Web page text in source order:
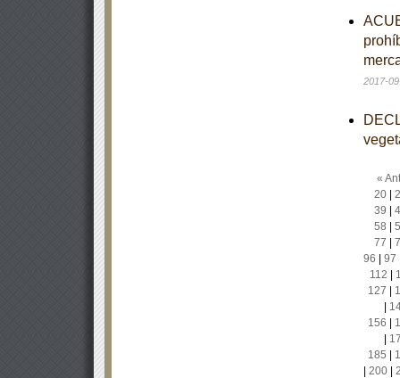
2017-
«
20|
39
58
77
96
97
112
127
156
185
200|